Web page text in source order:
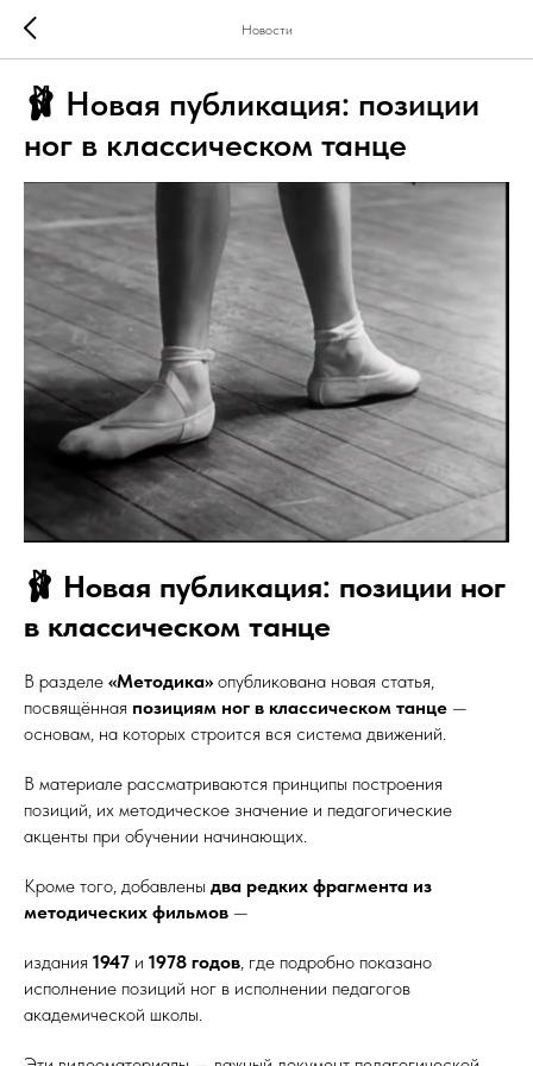
Новости
🩰 Новая публикация: позиции
ног в классическом танце
🩰 Новая публикация: позиции ног
в классическом танце
В разделе «Методика» опубликована новая статья,
посвящённая позициям ног в классическом танце —
основам, на которых строится вся система движений.
В материале рассматриваются принципы построения
позиций, их методическое значение и педагогические
акценты при обучении начинающих.
Кроме того, добавлены два редких фрагмента из
методических фильмов —
издания 1947 и 1978 годов, где подробно показано
исполнение позиций ног в исполнении педагогов
академической школы.